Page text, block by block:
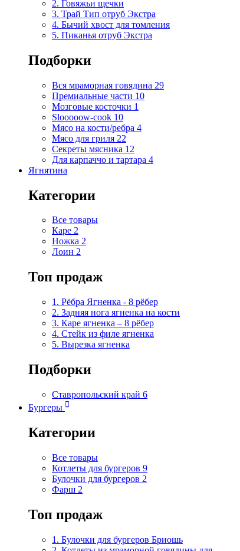
2. Говяжьи щечки
3. Трай Тип отруб Экстра
4. Бычий хвост для томления
5. Пиканья отруб Экстра
Подборки
Вся мраморная говядина 29
Премиальные части 10
Мозговые косточки 1
Slooooow-cook 10
Мясо на кости/ребра 4
Мясо для гриля 22
Секреты мясника 12
Для карпаччо и тартара 4
Ягнятина
Категории
Все товары
Каре 2
Ножка 2
Лоин 2
Топ продаж
1. Рёбра Ягненка - 8 рёбер
2. Задняя нога ягненка на кости
3. Каре ягненка – 8 рёбер
4. Стейк из филе ягненка
5. Вырезка ягненка
Подборки
Ставропольский край 6
Бургеры
Категории
Все товары
Котлеты для бургеров 9
Булочки для бургеров 2
Фарш 2
Топ продаж
1. Булочки для бургеров Бриошь